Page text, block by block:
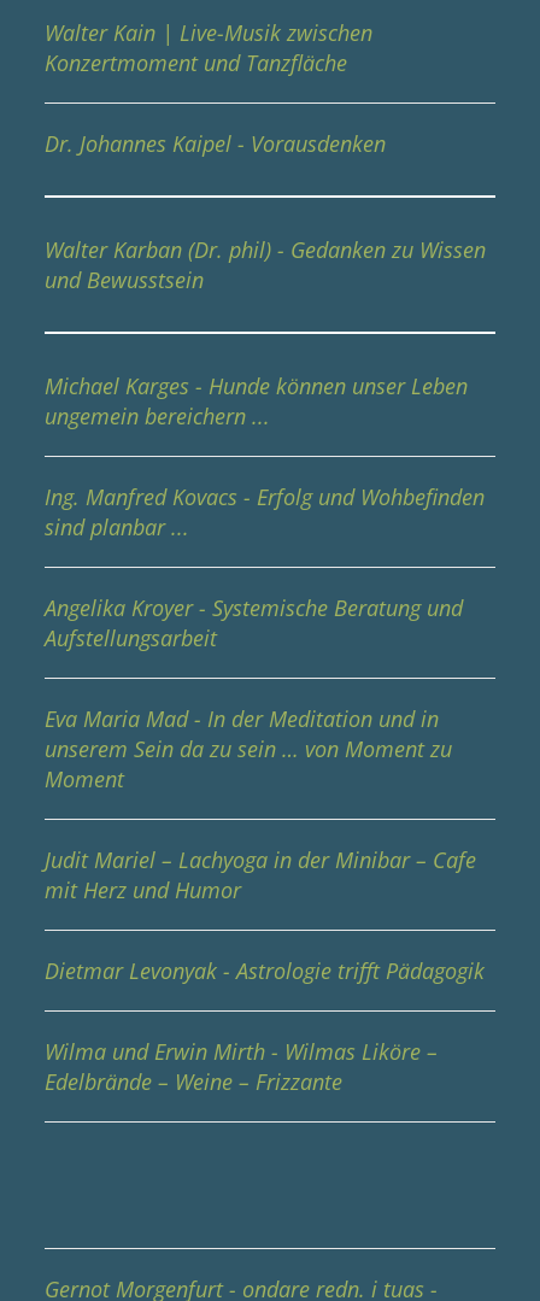
Walter Kain | Live-Musik zwischen
Konzertmoment und Tanzfläche
Dr. Johannes Kaipel - Vorausdenken
Walter Karban (Dr. phil) - Gedanken zu Wissen
und Bewusstsein
Michael Karges - Hunde können unser Leben
ungemein bereichern ...
Ing. Manfred Kovacs - Erfolg und Wohbefinden
sind planbar ...
Angelika Kroyer - Systemische Beratung und
Aufstellungsarbeit
Eva Maria Mad - In der Meditation und in
unserem Sein da zu sein … von Moment zu
Moment
Judit Mariel – Lachyoga in der Minibar – Cafe
mit Herz und Humor
Dietmar Levonyak - Astrologie trifft Pädagogik
Wilma und Erwin Mirth - Wilmas Liköre –
Edelbrände – Weine – Frizzante
Gernot Morgenfurt - ondare redn. i tuas -